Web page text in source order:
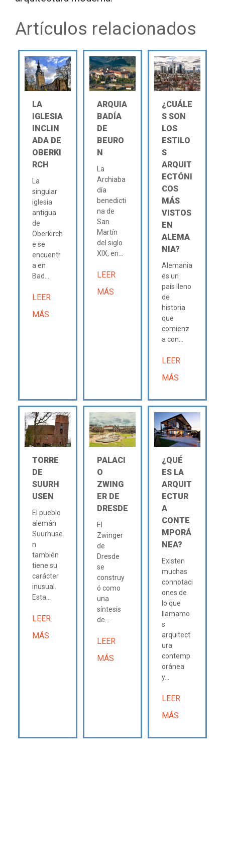
Artículos relacionados
LA
IGLESIA
INCLIN
ADA DE
OBERKI
RCH
La
singular
iglesia
antigua
de
Oberkirch
e se
encuentr
a en
Bad...
LEER
MÁS
ARQUIA
BADÍA
DE
BEURO
N
La
Archiaba
día
benedicti
na de
San
Martín
del siglo
XIX, en...
LEER
MÁS
¿CUÁLE
S SON
LOS
ESTILO
S
ARQUIT
ECTÓNI
COS
MÁS
VISTOS
EN
ALEMA
NIA?
Alemania
es un
país lleno
de
historia
que
comienz
a con...
LEER
MÁS
TORRE
DE
SUURH
USEN
El pueblo
alemán
Suurhuse
n
también
tiene su
carácter
inusual.
Esta...
LEER
MÁS
PALACI
O
ZWING
ER DE
DRESDE
El
Zwinger
de
Dresde
se
construy
ó como
una
síntesis
de...
LEER
MÁS
¿QUÉ
ES LA
ARQUIT
ECTUR
A
CONTE
MPORÁ
NEA?
Existen
muchas
connotaci
ones de
lo que
llamamo
s
arquitect
ura
contemp
oránea
y...
LEER
MÁS